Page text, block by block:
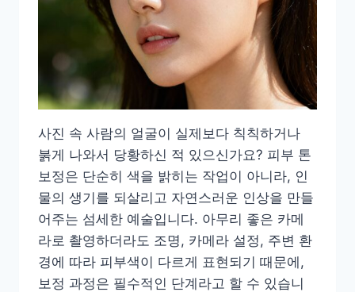
사진 속 사람의 얼굴이 실제보다 칙칙하거나
붉게 나와서 당황하신 적 있으신가요? 피부 톤
보정은 단순히 색을 밝히는 작업이 아니라, 인
물의 생기를 되살리고 자연스러운 인상을 만들
어주는 섬세한 예술입니다. 아무리 좋은 카메
라로 촬영하더라도 조명, 카메라 설정, 주변 환
경에 따라 피부색이 다르게 표현되기 때문에,
보정 과정은 필수적인 단계라고 할 수 있습니